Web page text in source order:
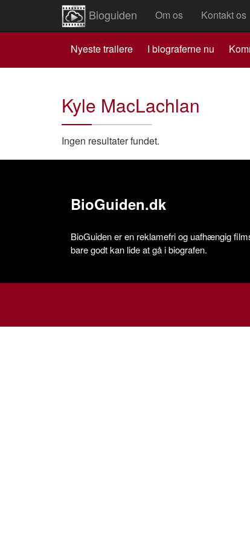
Bioguiden Om os Kontakt os
Nyeste trailere I biograferne nu
Kyle MacLachlan
Ingen resultater fundet.
BioGuiden.dk
BioGuiden er en reklamefri og uafhængig
bare godt kan lide at gå i biografen.